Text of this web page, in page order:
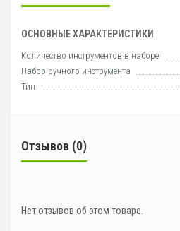
ОСНОВНЫЕ ХАРАКТЕРИСТИКИ
Количество инструментов в наборе
Набор ручного инструмента
Тип
Отзывов (0)
Нет отзывов об этом товаре.